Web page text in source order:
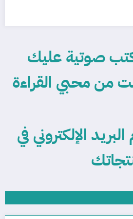
كتب صوتية عليك
من محبي القراءة
الإلكتروني في